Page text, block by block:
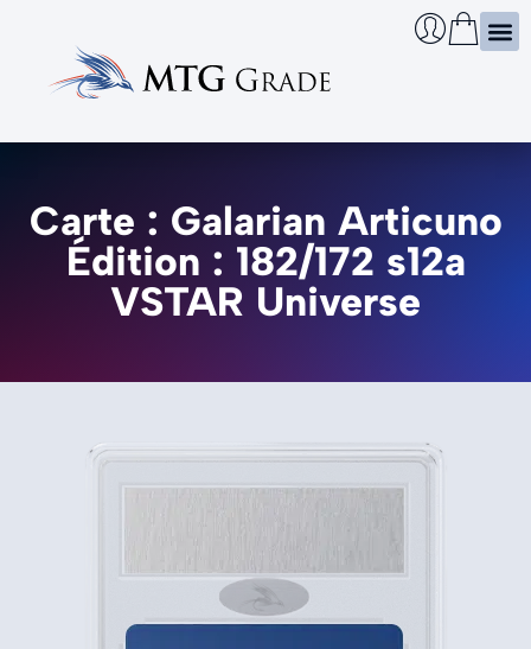
Carte : Galarian Articuno
Édition : 182/172 s12a
VSTAR Universe